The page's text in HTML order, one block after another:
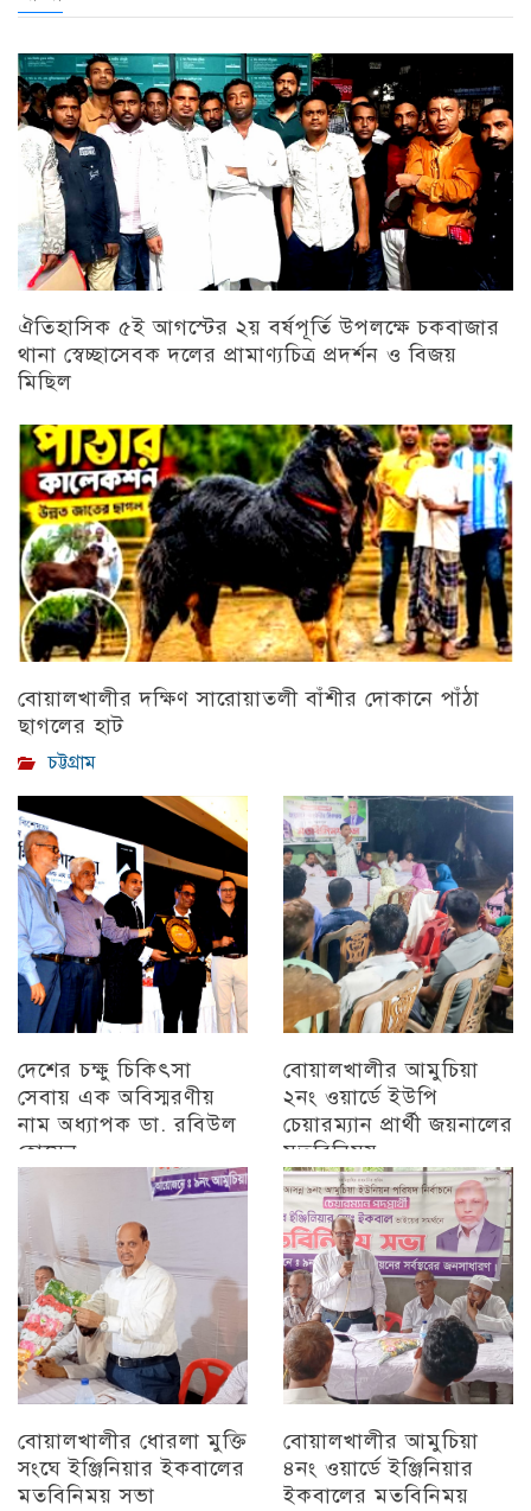
ঐতিহাসিক ৫ই আগস্টের ২য় বর্ষপূর্তি উপলক্ষে চকবাজার
থানা স্বেচ্ছাসেবক দলের প্রামাণ্যচিত্র প্রদর্শন ও বিজয়
মিছিল
চট্টগ্রাম
বোয়ালখালীর দক্ষিণ সারোয়াতলী বাঁশীর দোকানে পাঁঠা
ছাগলের হাট
চট্টগ্রাম
দেশের চক্ষু চিকিৎসা
সেবায় এক অবিস্মরণীয়
নাম অধ্যাপক ডা. রবিউল
হোসেন
বোয়ালখালীর আমুচিয়া
২নং ওয়ার্ডে ইউপি
চেয়ারম্যান প্রার্থী জয়নালের
মতবিনিময়
চট্টগ্রাম
বোয়ালখালীর ধোরলা মুক্তি
সংঘে ইঞ্জিনিয়ার ইকবালের
মতবিনিময় সভা
বোয়ালখালীর আমুচিয়া
৪নং ওয়ার্ডে ইঞ্জিনিয়ার
ইকবালের মতবিনিময়